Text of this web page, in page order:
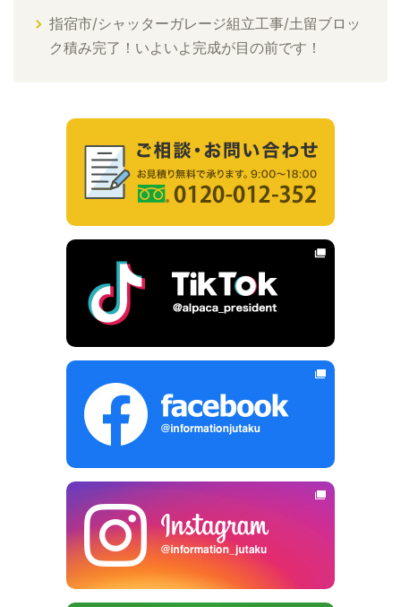
指宿市/シャッターガレージ組立工事/土留ブロッ
ク積み完了！いよいよ完成が目の前です！